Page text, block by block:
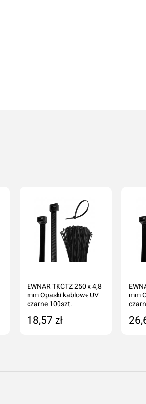
EWNAR TKCTZ 250 x 4,8
mm Opaski kablowe UV
czarne 100szt.
18,57 zł
mm